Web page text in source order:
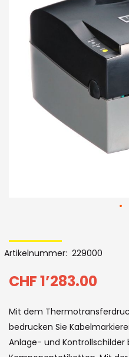
Ende
der
Bildergalerie
to
the
beginning
of
the
images
CHF 1’283.00
Artikelnummer 229000
Mit dem
bedrucken Sie
Anlage- und Kontrollschilder